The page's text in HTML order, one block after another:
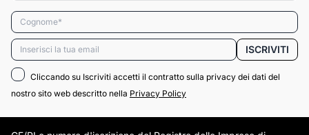
Cognome*
Email* ISCRIVITI
Cliccando su Iscriviti accetti il contratto sulla privacy dei dati del
nostro sito web descritto nella Privacy Policy